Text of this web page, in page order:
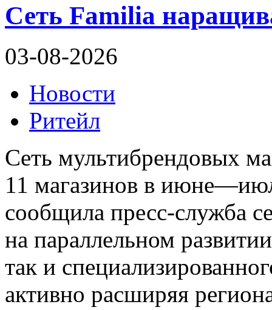
Сеть Familia
03-08-2026
Новости
Ритейл
Сеть мультибрендовых
11 магазинов в
сообщила пресс-служба
на параллельном
так и
активно расширяя